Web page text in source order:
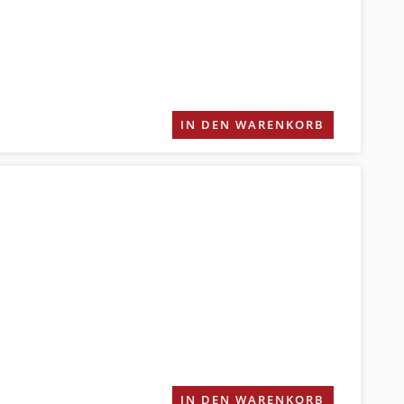
IN DEN WARENKORB
IN DEN WARENKORB